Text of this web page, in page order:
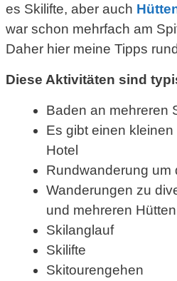
es Skilifte, aber auch
war schon mehrfach am
Daher hier meine Tipps
Diese Aktivitäten sind
Baden an mehreren
Es gibt einen
Hotel
Rundwanderung um
Wanderungen zu
und mehreren Hütten
Skilanglauf
Skilifte
Skitourengehen